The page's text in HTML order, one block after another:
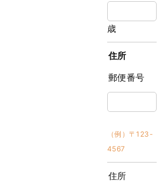
歳
住所
郵便番号
（例）〒123-
4567
住所